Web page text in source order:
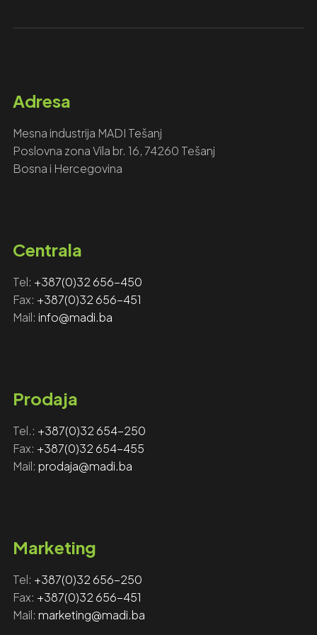
Adresa
Mesna industrija MADI Tešanj
Poslovna zona Vila br. 16, 74260 Tešanj
Bosna i Hercegovina
Centrala
Tel: +387(0)32 656-450
Fax: ‎‎ +387(0)32 656-451
Mail: info@madi.ba
Prodaja
Tel.: +387(0)32 654-250
Fax: +387(0)32 654-455
Mail: prodaja@madi.ba
Marketing
Tel: +‎‎387(0)32 656-250
Fax: ‎‎ +387(0)32 656-451
Mail: marketing@madi.ba